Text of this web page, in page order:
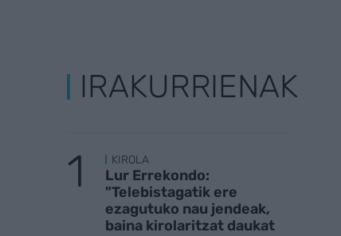
IRAKURRIENAK
KIROLA
Lur Errekondo:
"Telebistagatik ere
ezagutuko nau jendeak,
baina kirolaritzat daukat